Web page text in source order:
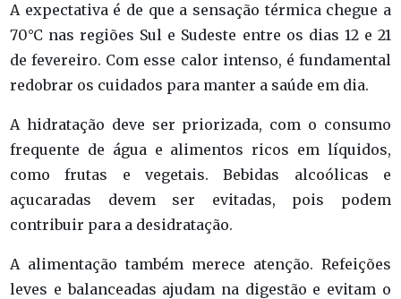
A expectativa é de que a sensação térmica chegue a
70°C nas regiões Sul e Sudeste entre os dias 12 e 21
de fevereiro. Com esse calor intenso, é fundamental
redobrar os cuidados para manter a saúde em dia.
A hidratação deve ser priorizada, com o consumo
frequente de água e alimentos ricos em líquidos,
como frutas e vegetais. Bebidas alcoólicas e
açucaradas devem ser evitadas, pois podem
contribuir para a desidratação.
A alimentação também merece atenção. Refeições
leves e balanceadas ajudam na digestão e evitam o